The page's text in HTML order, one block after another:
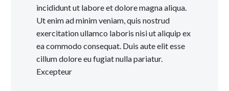
incididunt ut labore et dolore magna aliqua.
Ut enim ad minim veniam, quis nostrud
exercitation ullamco laboris nisi ut aliquip ex
ea commodo consequat. Duis aute elit esse
cillum dolore eu fugiat nulla pariatur.
Excepteur